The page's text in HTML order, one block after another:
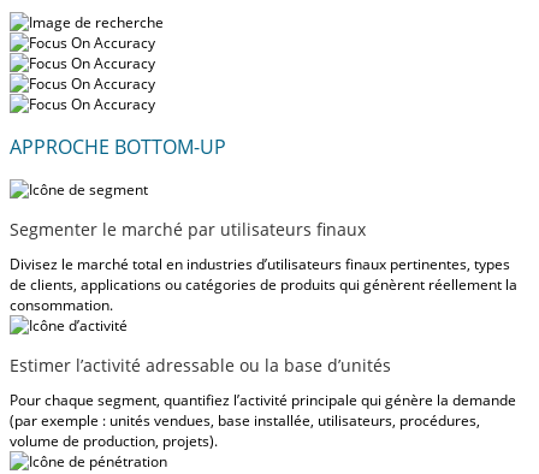
APPROCHE BOTTOM-UP
Segmenter le marché par utilisateurs finaux
Divisez le marché total en industries d’utilisateurs finaux pertinentes, types
de clients, applications ou catégories de produits qui génèrent réellement la
consommation.
Estimer l’activité adressable ou la base d’unités
Pour chaque segment, quantifiez l’activité principale qui génère la demande
(par exemple : unités vendues, base installée, utilisateurs, procédures,
volume de production, projets).